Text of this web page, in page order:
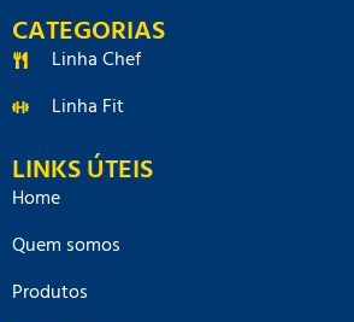
CATEGORIAS
Linha Chef
Linha Fit
LINKS ÚTEIS
Home
Quem somos
Produtos